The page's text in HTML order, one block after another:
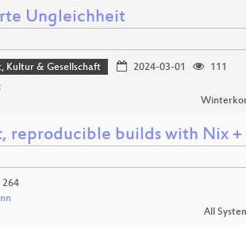
Ungleichheit
Kultur & Gesellschaft 2024-03-01
111
reproducible builds with Nix +
264
All